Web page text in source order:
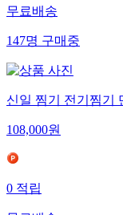
무료배송
147명구매중
신일 찜기 전기찜기
108,000원
0적립